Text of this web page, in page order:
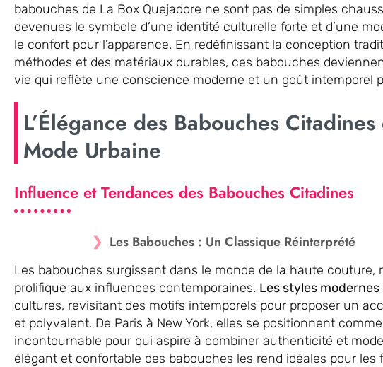
babouches de La Box Quejadore ne sont pas de simples
devenues le symbole d’une identité culturelle forte et d’une
le confort pour l’apparence. En redéfinissant la conception
méthodes et des matériaux durables, ces babouches
vie qui reflète une conscience moderne et un goût intemporel
L’Élégance des Babouches Citadines
Mode Urbaine
Influence et Tendances des Babouches Citadines
Les Babouches : Un Classique Réinterprété
Les babouches surgissent dans le monde de la haute couture,
prolifique aux influences contemporaines. Les styles modernes
cultures, revisitant des motifs intemporels pour proposer un
et polyvalent. De Paris à New York, elles se positionnent
incontournable pour qui aspire à combiner authenticité et
élégant et confortable des babouches les rend idéales pour les